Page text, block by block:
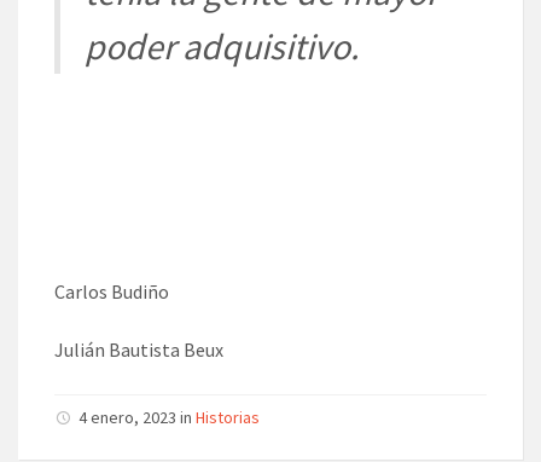
poder adquisitivo.
Carlos Budiño
Julián Bautista Beux
4 enero, 2023 in Historias